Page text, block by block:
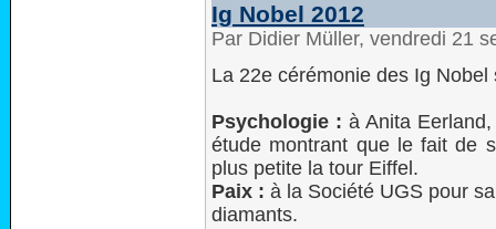
Ig Nobel 2012
Par Didier Müller, vendredi 21
La 22e cérémonie des Ig
Psychologie : à Anita
étude montrant que le fait de
plus petite la tour Eiffel.
Paix : à la Société UGS pour
diamants.